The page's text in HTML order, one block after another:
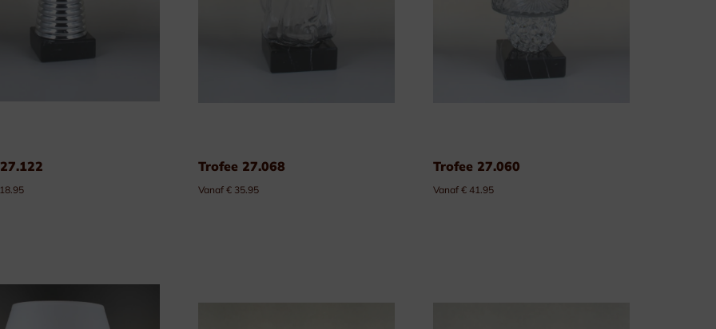
Trofee 27.068
Vanaf € 35.95
Trofee 27.060
Vanaf € 41.95